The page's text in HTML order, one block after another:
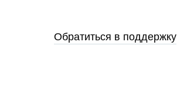
Обратиться в поддержку